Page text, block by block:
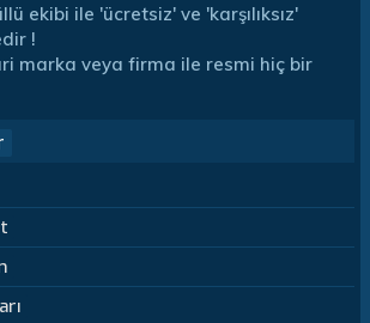
ekibi ile 'ücretsiz' ve 'karşılıksız'
!
marka veya firma ile resmi hiç bir